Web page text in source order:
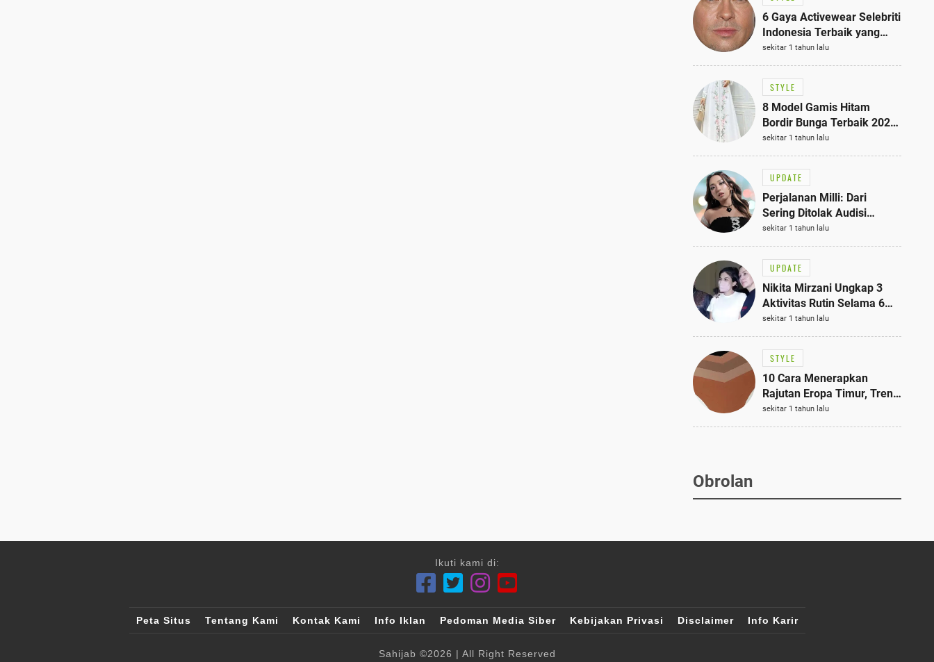
6 Gaya Activewear Selebriti
Indonesia Terbaik yang
Bisa Jadi Inspirasi
Fashionmu
sekitar 1 tahun lalu
STYLE
8 Model Gamis Hitam
Bordir Bunga Terbaik 2025,
Stylish untuk Hangout
hingga Acara Semi-Formal
sekitar 1 tahun lalu
UPDATE
Perjalanan Milli: Dari
Sering Ditolak Audisi
hingga Menjadi Rapper Top
10 Thailand
sekitar 1 tahun lalu
UPDATE
Nikita Mirzani Ungkap 3
Aktivitas Rutin Selama 6
Bulan di Rutan Pondok
Bambu, Terungkap!
sekitar 1 tahun lalu
STYLE
10 Cara Menerapkan
Rajutan Eropa Timur, Tren
Mode Terbaik dan Paling
Dicari 2023
sekitar 1 tahun lalu
Obrolan
Ikuti kami di:
Peta Situs Tentang Kami Kontak Kami Info Iklan Pedoman Media Siber Kebijakan Privasi Disclaimer Info Karir
Sahijab ©2026 | All Right Reserved